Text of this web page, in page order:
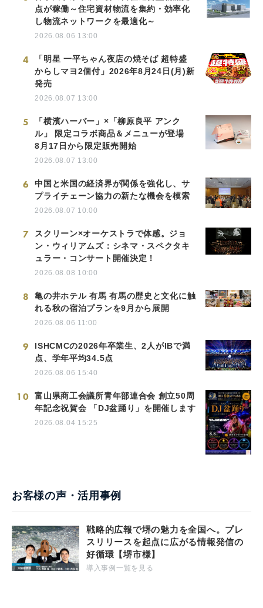
点が稼働～住宅資材物流を集約・効率化
し物流ネットワークを最適化～
2026.08.06 13:00
4
「明星 一平ちゃん夜店の焼そば 超特盛
からしマヨ2個付」2026年8月24日(月)新
発売
2026.08.07 13:00
5
「横濱ハーバー」×「柳原良平 アンク
ル」 限定コラボ商品＆メニューが登場
8月17日から限定販売開始
2026.08.07 13:00
6
中国と米国の経済界が関係を強化し、サ
プライチェーン協力の新たな機会を模索
2026.08.07 10:00
7
スクリーン×オーケストラで体感。ジョ
ン・ウィリアムズ：シネマ・スペクタキ
ュラー・コンサート開催決定！
2026.08.08 10:00
8
亀の井ホテル 有馬 有馬の歴史と文化に触
れる秋の宿泊プランを9月から展開
2026.08.06 11:00
9
ISHCMCの2026年卒業生、2人がIBで満
点、学年平均34.5点
2026.08.06 15:40
10
富山県商工会議所青年部連合会 創立50周
年記念祝賀会 「DJ盆踊り」を開催します
2026.08.04 15:25
お客様の声・活用事例
戦略的広報で堺の魅力を全国へ。プレ
スリリースを起点に広がる情報発信の
好循環【堺市様】
導入事例一覧を見る